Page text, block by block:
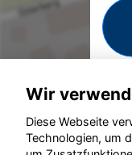
Wir
Diese Webseite
Technologien, um